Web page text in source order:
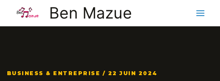
contenu
Ben Mazue
BUSINESS & ENTREPRISE / 22 JUIN 2024